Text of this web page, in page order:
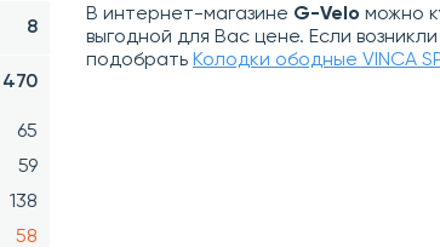
8
470
65
59
138
58
В интернет-магазине G-Velo можно
выгодной для Вас цене. Если
подобрать Колодки ободные VINCA